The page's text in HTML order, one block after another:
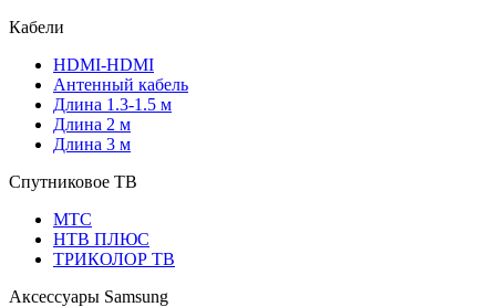
Кабели
HDMI-HDMI
Антенный кабель
Длина 1.3-1.5 м
Длина 2 м
Длина 3 м
Спутниковое ТВ
МТС
НТВ ПЛЮС
ТРИКОЛОР ТВ
Аксессуары Samsung